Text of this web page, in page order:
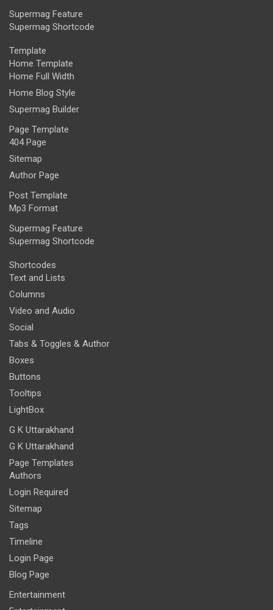
Supermag Feature
Supermag Shortcode
Template
Home Template
Home Full Width
Home Blog Style
Supermag Builder
Page Template
404 Page
Sitemap
Author Page
Post Template
Mp3 Format
Supermag Feature
Supermag Shortcode
Shortcodes
Text and Lists
Columns
Video and Audio
Social
Tabs & Toggles & Author
Boxes
Buttons
Tooltips
LightBox
G K Uttarakhand
G K Uttarakhand
Page Templates
Authors
Login Required
Sitemap
Tags
Timeline
Login Page
Blog Page
Entertainment